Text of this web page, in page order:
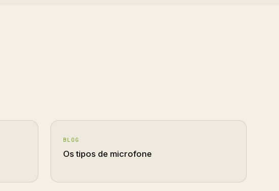
BLOG
Os tipos de microfone